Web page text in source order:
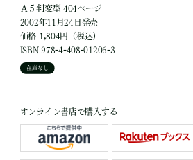
Ａ５判変型 404ページ
2002年11月24日発売
価格 1,804円（税込）
ISBN 978-4-408-01206-3
在庫なし
オンライン書店で購入する